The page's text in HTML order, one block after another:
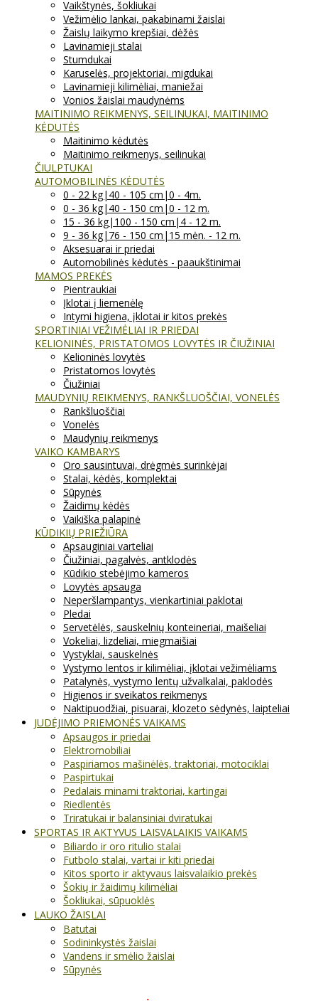
Vaikštynės, šokliukai
Vežimėlio lankai, pakabinami žaislai
Žaislų laikymo krepšiai, dėžės
Lavinamieji stalai
Stumdukai
Karuselės, projektoriai, migdukai
Lavinamieji kilimėliai, maniežai
Vonios žaislai maudynėms
MAITINIMO REIKMENYS, SEILINUKAI, MAITINIMO
KĖDUTĖS
Maitinimo kėdutės
Maitinimo reikmenys, seilinukai
ČIULPTUKAI
AUTOMOBILINĖS KĖDUTĖS
0 - 22 kg|40 - 105 cm|0 - 4m.
0 - 36 kg|40 - 150 cm|0 - 12 m.
15 - 36 kg|100 - 150 cm|4 - 12 m.
9 - 36 kg|76 - 150 cm|15 mėn. - 12 m.
Aksesuarai ir priedai
Automobilinės kėdutės - paaukštinimai
MAMOS PREKĖS
Pientraukiai
Įklotai į liemenėlę
Intymi higiena, įklotai ir kitos prekės
SPORTINIAI VEŽIMĖLIAI IR PRIEDAI
KELIONINĖS, PRISTATOMOS LOVYTĖS IR ČIUŽINIAI
Kelioninės lovytės
Pristatomos lovytės
Čiužiniai
MAUDYNIŲ REIKMENYS, RANKŠLUOŠČIAI, VONELĖS
Rankšluoščiai
Vonelės
Maudynių reikmenys
VAIKO KAMBARYS
Oro sausintuvai, drėgmės surinkėjai
Stalai, kėdės, komplektai
Sūpynės
Žaidimų kėdės
Vaikiška palapinė
KŪDIKIŲ PRIEŽIŪRA
Apsauginiai varteliai
Čiužiniai, pagalvės, antklodės
Kūdikio stebėjimo kameros
Lovytės apsauga
Neperšlampantys, vienkartiniai paklotai
Pledai
Servetėlės, sauskelnių konteineriai, maišeliai
Vokeliai, lizdeliai, miegmaišiai
Vystyklai, sauskelnės
Vystymo lentos ir kilimėliai, įklotai vežimėliams
Patalynės, vystymo lentų užvalkalai, paklodės
Higienos ir sveikatos reikmenys
Naktipuodžiai, pisuarai, klozeto sėdynės, laipteliai
JUDĖJIMO PRIEMONĖS VAIKAMS
Apsaugos ir priedai
Elektromobiliai
Paspiriamos mašinėlės, traktoriai, motociklai
Paspirtukai
Pedalais minami traktoriai, kartingai
Riedlentės
Triratukai ir balansiniai dviratukai
SPORTAS IR AKTYVUS LAISVALAIKIS VAIKAMS
Biliardo ir oro ritulio stalai
Futbolo stalai, vartai ir kiti priedai
Kitos sporto ir aktyvaus laisvalaikio prekės
Šokių ir žaidimų kilimėliai
Šokliukai, sūpuoklės
LAUKO ŽAISLAI
Batutai
Sodininkystės žaislai
Vandens ir smėlio žaislai
Sūpynės